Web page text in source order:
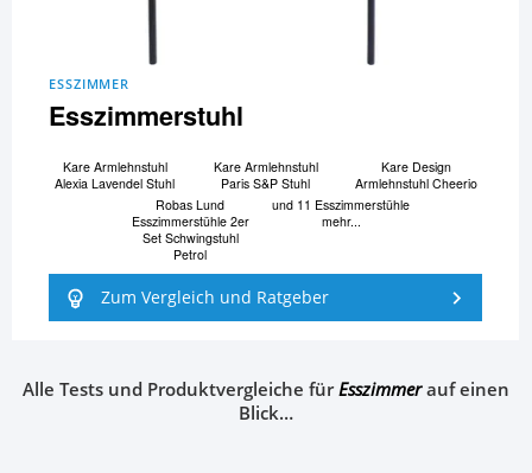
ESSZIMMER
Esszimmerstuhl
Kare Armlehnstuhl
Alexia Lavendel Stuhl
Kare Armlehnstuhl
Paris S&P Stuhl
Kare Design
Armlehnstuhl Cheerio
Robas Lund
Esszimmerstühle 2er
Set Schwingstuhl
Petrol
und 11 Esszimmerstühle
mehr...
Zum Vergleich und Ratgeber
Alle Tests und Produktvergleiche fürEsszimmerauf einen
Blick…